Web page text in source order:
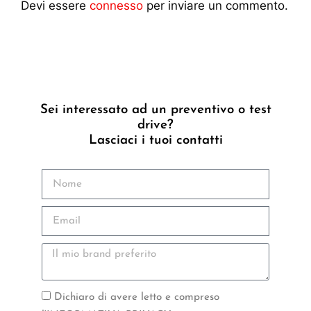
Devi essere connesso per inviare un commento.
Sei interessato ad un preventivo o test
drive?
Lasciaci i tuoi contatti
Dichiaro di avere letto e compreso